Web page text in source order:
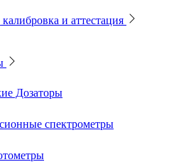
и аттестация
Дозаторы
спектрометры